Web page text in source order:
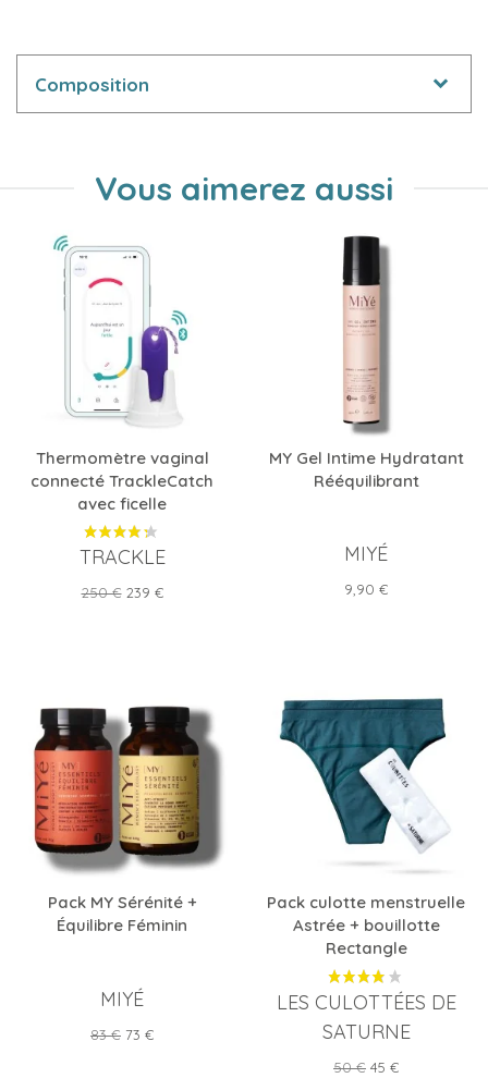
Composition
Vous aimerez aussi
Thermomètre vaginal
connecté TrackleCatch
avec ficelle
TRACKLE
Prix
250 € Prix
239 €
MY Gel Intime Hydratant
Rééquilibrant
MIYÉ
Prix
9,90 €
Pack MY Sérénité +
Équilibre Féminin
MIYÉ
Prix
83 € Prix
73 €
Pack culotte menstruelle
Astrée + bouillotte
Rectangle
LES CULOTTÉES DE
SATURNE
Prix
50 € Prix
45 €